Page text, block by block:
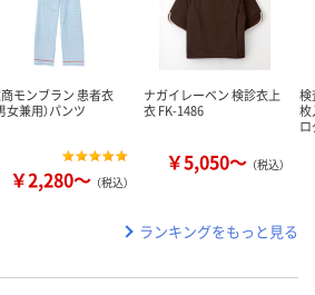
モンブラン 患者衣
女兼用）パンツ
￥2,280～ （税込）
ナガイレーベン 検診衣上
衣 FK-1486
￥5,050～ （税込）
枚
ランキングをもっと見る